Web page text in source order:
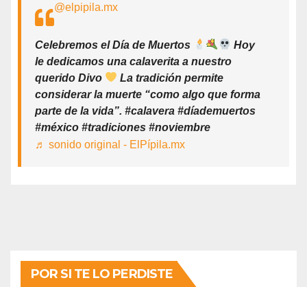
@elpipila.mx
Celebremos el Día de Muertos
Hoy
le dedicamos una calaverita a nuestro
querido Divo
La tradición permite
considerar la muerte “como algo que forma
parte de la vida”. #calavera #díademuertos
#méxico #tradiciones #noviembre
♬ sonido original - ElPípila.mx
POR SI TE LO PERDISTE